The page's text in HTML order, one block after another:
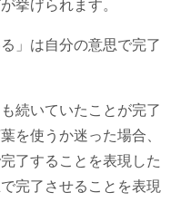
挙げられます。
」は自分の意思で完了
続いていたことが完了
を使うか迷った場合、
了することを表現した
完了させることを表現